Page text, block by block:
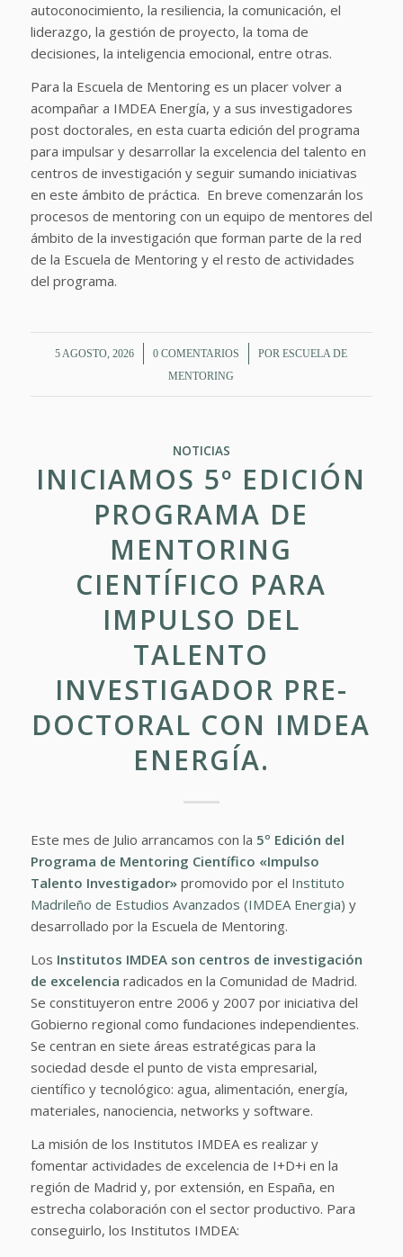
autoconocimiento, la resiliencia, la comunicación, el
liderazgo, la gestión de proyecto, la toma de
decisiones, la inteligencia emocional, entre otras.
Para la Escuela de Mentoring es un placer volver a
acompañar a IMDEA Energía, y a sus investigadores
post doctorales, en esta cuarta edición del programa
para impulsar y desarrollar la excelencia del talento en
centros de investigación y seguir sumando iniciativas
en este ámbito de práctica. En breve comenzarán los
procesos de mentoring con un equipo de mentores del
ámbito de la investigación que forman parte de la red
de la Escuela de Mentoring y el resto de actividades
del programa.
5 AGOSTO, 2026
/ 0 COMENTARIOS
/ PORESCUELA DE
MENTORING
NOTICIAS
INICIAMOS 5º EDICIÓN
PROGRAMA DE
MENTORING
CIENTÍFICO PARA
IMPULSO DEL
TALENTO
INVESTIGADOR PRE-
DOCTORAL CON IMDEA
ENERGÍA.
Este mes de Julio arrancamos con la 5º Edición del
Programa de Mentoring Científico «Impulso
Talento Investigador»promovido por el Instituto
Madrileño de Estudios Avanzados (IMDEA Energia) y
desarrollado por la Escuela de Mentoring.
Los Institutos IMDEA son centros de investigación
de excelencia radicados en la Comunidad de Madrid.
Se constituyeron entre 2006 y 2007 por iniciativa del
Gobierno regional como fundaciones independientes.
Se centran en siete áreas estratégicas para la
sociedad desde el punto de vista empresarial,
científico y tecnológico: agua, alimentación, energía,
materiales, nanociencia, networks y software.
La misión de los Institutos IMDEA es realizar y
fomentar actividades de excelencia de I+D+i en la
región de Madrid y, por extensión, en España, en
estrecha colaboración con el sector productivo. Para
conseguirlo, los Institutos IMDEA: